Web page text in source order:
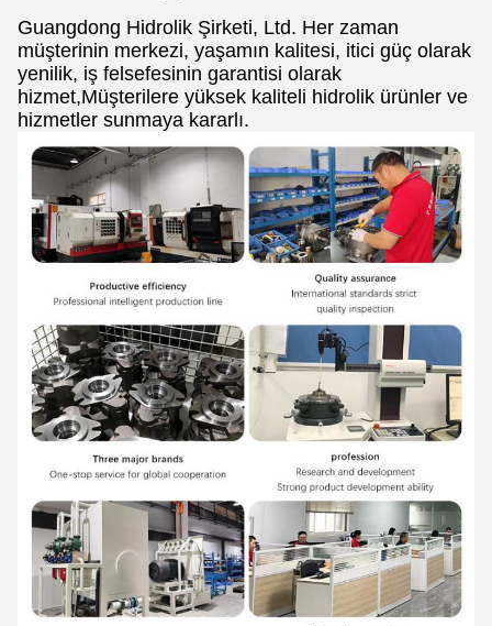
Guangdong Hidrolik Şirketi, Ltd. Her zaman
müşterinin merkezi, yaşamın kalitesi, itici güç olarak
yenilik, iş felsefesinin garantisi olarak
hizmet,Müşterilere yüksek kaliteli hidrolik ürünler ve
hizmetler sunmaya kararlı.